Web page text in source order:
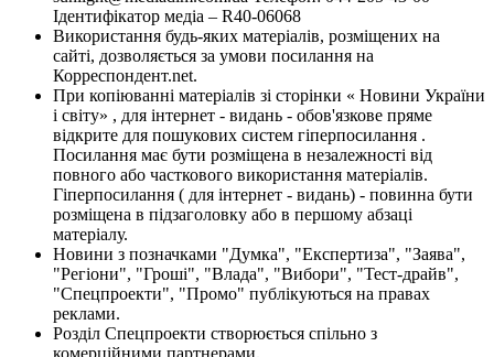
Ідентифікатор медіа – R40-06068
Використання будь-яких матеріалів, розміщених на
сайті, дозволяється за умови посилання на
Корреспондент.net.
При копіюванні матеріалів зі сторінки « Новини України
і світу» , для інтернет - видань - обов'язкове пряме
відкрите для пошукових систем гіперпосилання .
Посилання має бути розміщена в незалежності від
повного або часткового використання матеріалів.
Гіперпосилання ( для інтернет - видань) - повинна бути
розміщена в підзаголовку або в першому абзаці
матеріалу.
Новини з позначками "Думка", "Експертиза", "Заява",
"Регіони", "Гроші", "Влада", "Вибори", "Тест-драйв",
"Спецпроекти", "Промо" публікуються на правах
реклами.
Розділ Спецпроекти створюється спільно з
комерційними партнерами.